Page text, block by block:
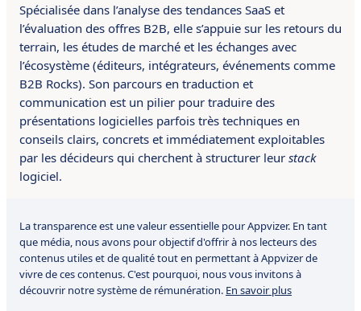
Spécialisée dans l’analyse des tendances SaaS et
l’évaluation des offres B2B, elle s’appuie sur les retours du
terrain, les études de marché et les échanges avec
l’écosystème (éditeurs, intégrateurs, événements comme
B2B Rocks). Son parcours en traduction et
communication est un pilier pour traduire des
présentations logicielles parfois très techniques en
conseils clairs, concrets et immédiatement exploitables
par les décideurs qui cherchent à structurer leur stack
logiciel.
La transparence est une valeur essentielle pour Appvizer. En tant
que média, nous avons pour objectif d'offrir à nos lecteurs des
contenus utiles et de qualité tout en permettant à Appvizer de
vivre de ces contenus. C'est pourquoi, nous vous invitons à
découvrir notre système de rémunération. En savoir plus